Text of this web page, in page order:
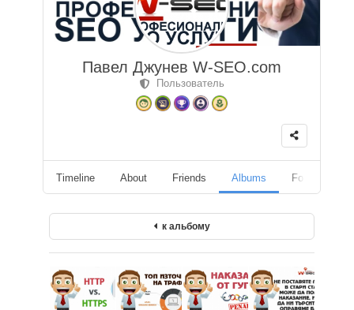
Павел Джунев W-SEO.com
Пользователь
Timeline About Friends Albums Followers
к альбому